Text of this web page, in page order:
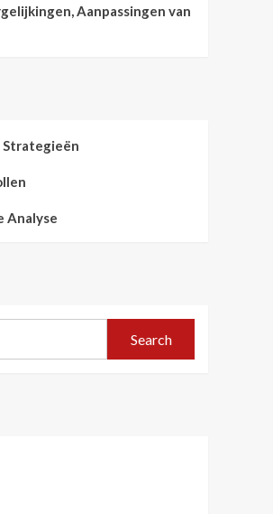
Aanpassingen van
Analyse